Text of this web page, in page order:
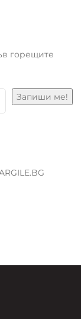
горещите